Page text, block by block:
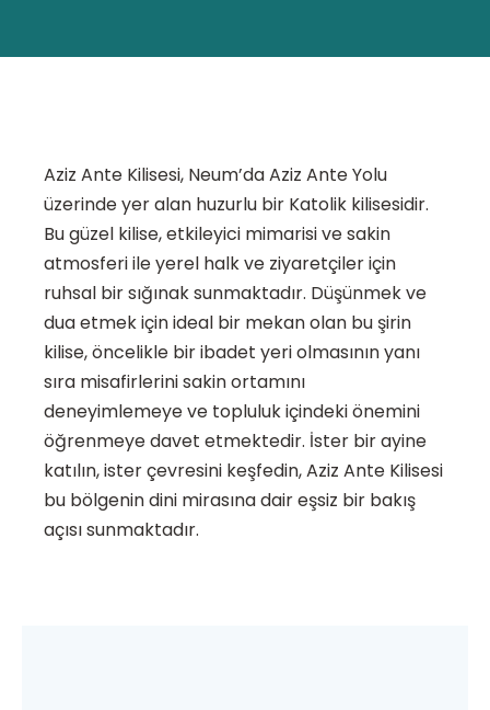
Aziz Ante Kilisesi, Neum’da Aziz Ante Yolu
üzerinde yer alan huzurlu bir Katolik kilisesidir.
Bu güzel kilise, etkileyici mimarisi ve sakin
atmosferi ile yerel halk ve ziyaretçiler için
ruhsal bir sığınak sunmaktadır. Düşünmek ve
dua etmek için ideal bir mekan olan bu şirin
kilise, öncelikle bir ibadet yeri olmasının yanı
sıra misafirlerini sakin ortamını
deneyimlemeye ve topluluk içindeki önemini
öğrenmeye davet etmektedir. İster bir ayine
katılın, ister çevresini keşfedin, Aziz Ante Kilisesi
bu bölgenin dini mirasına dair eşsiz bir bakış
açısı sunmaktadır.